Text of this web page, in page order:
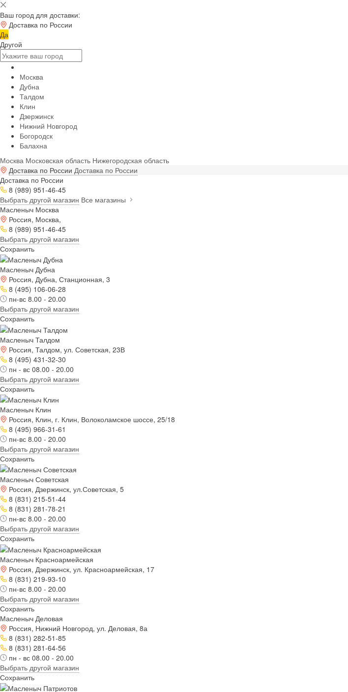
Ваш город для доставки:
Доставка по России
Да
Другой
Москва
Дубна
Талдом
Клин
Дзержинск
Нижний Новгород
Богородск
Балахна
Москва Московская область Нижегородская область
Доставка по России Доставка по России
Доставка по России
8 (989) 951-46-45
Выбрать другой магазин Все магазины
Масленыч Москва
Россия, Москва,
8 (989) 951-46-45
Выбрать другой магазин
Сохранить
Масленыч Дубна
Россия, Дубна, Станционная, 3
8 (495) 106-06-28
пн-вс 8.00 - 20.00
Выбрать другой магазин
Сохранить
Масленыч Талдом
Россия, Талдом, ул. Советская, 23В
8 (495) 431-32-30
пн - вс 08.00 - 20.00
Выбрать другой магазин
Сохранить
Масленыч Клин
Россия, Клин, г. Клин, Волоколамское шоссе, 25/18
8 (495) 966-31-61
пн-вс 8.00 - 20.00
Выбрать другой магазин
Сохранить
Масленыч Советская
Россия, Дзержинск, ул.Советская, 5
8 (831) 215-51-44
8 (831) 281-78-21
пн-вс 8.00 - 20.00
Выбрать другой магазин
Сохранить
Масленыч Красноармейская
Россия, Дзержинск, ул. Красноармейская, 17
8 (831) 219-93-10
пн-вс 8.00 - 20.00
Выбрать другой магазин
Сохранить
Масленыч Деловая
Россия, Нижний Новгород, ул. Деловая, 8а
8 (831) 282-51-85
8 (831) 281-64-56
пн - вс 08.00 - 20.00
Выбрать другой магазин
Сохранить